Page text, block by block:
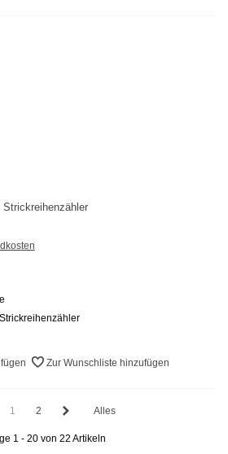
Zur Wunschliste hinzufügen
1 2 Alles
1 - 20 von 22 Artikeln